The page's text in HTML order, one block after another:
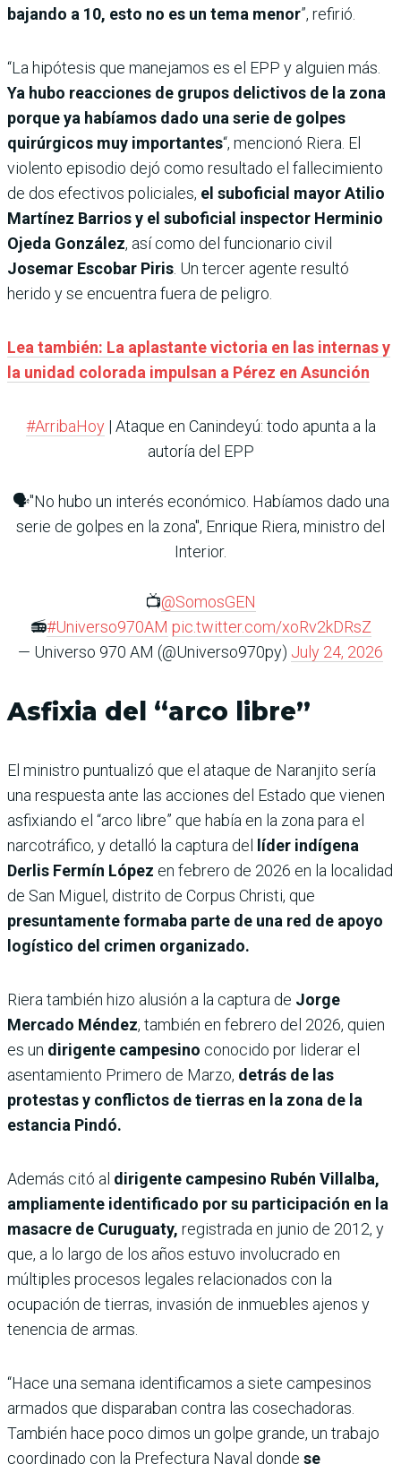
bajando a 10, esto no es un tema menor”, refirió.
“La hipótesis que manejamos es el EPP y alguien más.
Ya hubo reacciones de grupos delictivos de la zona
porque ya habíamos dado una serie de golpes
quirúrgicos muy importantes“, mencionó Riera. El
violento episodio dejó como resultado el fallecimiento
de dos efectivos policiales, el suboficial mayor Atilio
Martínez Barrios y el suboficial inspector Herminio
Ojeda González, así como del funcionario civil
Josemar Escobar Piris . Un tercer agente resultó
herido y se encuentra fuera de peligro.
Lea también: La aplastante victoria en las internas y
la unidad colorada impulsan a Pérez en Asunción
#ArribaHoy| Ataque en Canindeyú: todo apunta a la
autoría del EPP
🗣️"No hubo un interés económico. Habíamos dado una
serie de golpes en la zona", Enrique Riera, ministro del
Interior.
📺@SomosGEN
📻#Universo970AM pic.twitter.com/xoRv2kDRsZ
— Universo 970 AM (@Universo970py) July 24, 2026
Asfixia del “arco libre”
El ministro puntualizó que el ataque de Naranjito sería
una respuesta ante las acciones del Estado que vienen
asfixiando el “arco libre” que había en la zona para el
narcotráfico, y detalló la captura del
líder indígena
Derlis Fermín López en febrero de 2026 en la localidad
de San Miguel, distrito de Corpus Christi, que
presuntamente formaba parte de una red de apoyo
logístico del crimen organizado.
Riera también hizo alusión a la captura de Jorge
Mercado Méndez, también en febrero del 2026, quien
es un dirigente campesino conocido por liderar el
asentamiento Primero de Marzo, detrás de las
protestas y conflictos de tierras en la zona de la
estancia Pindó.
Además citó al dirigente campesino Rubén Villalba,
ampliamente identificado por su participación en la
masacre de Curuguaty, registrada en junio de 2012, y
que, a lo largo de los años estuvo involucrado en
múltiples procesos legales relacionados con la
ocupación de tierras, invasión de inmuebles ajenos y
tenencia de armas.
“Hace una semana identificamos a siete campesinos
armados que disparaban contra las cosechadoras.
También hace poco dimos un golpe grande, un trabajo
coordinado con la Prefectura Naval donde se